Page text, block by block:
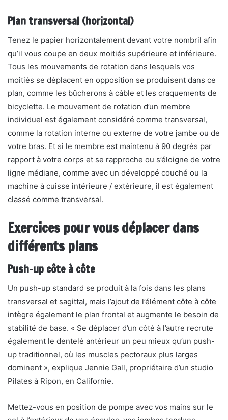
Plan transversal (horizontal)
Tenez le papier horizontalement devant votre nombril afin
qu’il vous coupe en deux moitiés supérieure et inférieure.
Tous les mouvements de rotation dans lesquels vos
moitiés se déplacent en opposition se produisent dans ce
plan, comme les bûcherons à câble et les craquements de
bicyclette. Le mouvement de rotation d’un membre
individuel est également considéré comme transversal,
comme la rotation interne ou externe de votre jambe ou de
votre bras. Et si le membre est maintenu à 90 degrés par
rapport à votre corps et se rapproche ou s’éloigne de votre
ligne médiane, comme avec un développé couché ou la
machine à cuisse intérieure / extérieure, il est également
classé comme transversal.
Exercices pour vous déplacer dans
différents plans
Push-up côte à côte
Un push-up standard se produit à la fois dans les plans
transversal et sagittal, mais l’ajout de l’élément côte à côte
intègre également le plan frontal et augmente le besoin de
stabilité de base. « Se déplacer d’un côté à l’autre recrute
également le dentelé antérieur un peu mieux qu’un push-
up traditionnel, où les muscles pectoraux plus larges
dominent », explique Jennie Gall, propriétaire d’un studio
Pilates à Ripon, en Californie.
Mettez-vous en position de pompe avec vos mains sur le